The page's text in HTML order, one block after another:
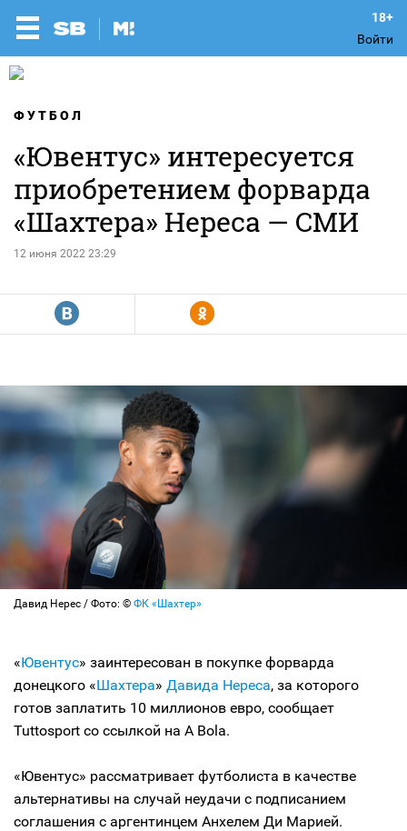
Войти
ФУТБОЛ
«Ювентус» интересуется
приобретением форварда
«Шахтера» Нереса — СМИ
12 июня 2022 23:29
R Y
Давид Нерес / Фото: © ФК «Шахтер»
«Ювентус» заинтересован в покупке форварда
донецкого «Шахтера» Давида Нереса, за которого
готов заплатить 10 миллионов евро, сообщает
Tuttosport со ссылкой на A Bola.
«Ювентус» рассматривает футболиста в качестве
альтернативы на случай неудачи с подписанием
соглашения с аргентинцем Анхелем Ди Марией.